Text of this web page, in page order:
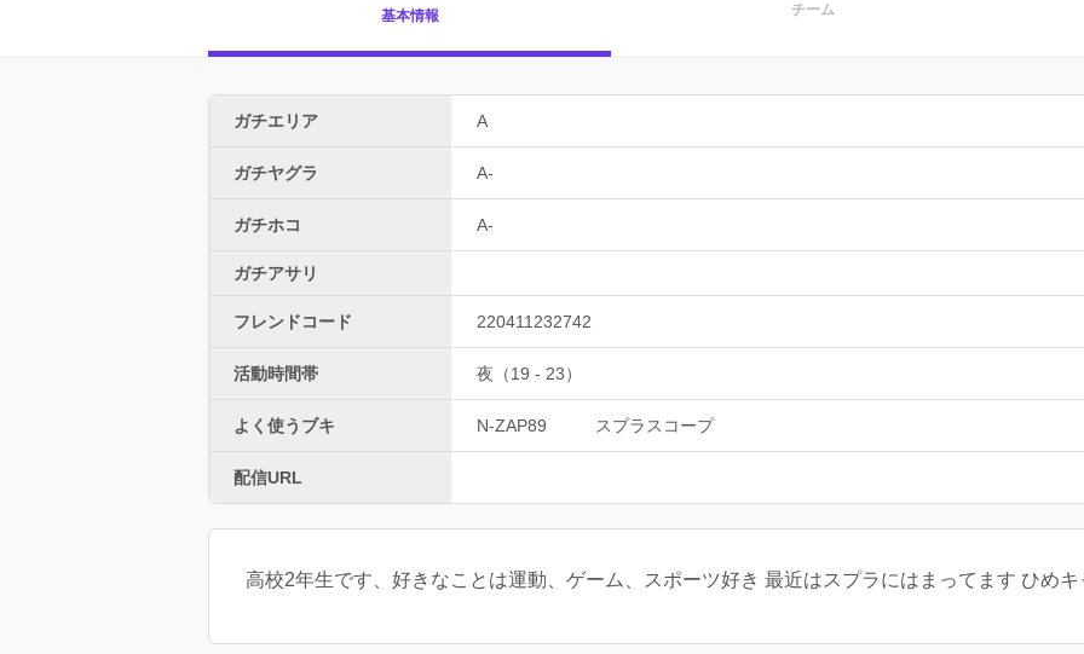
基本情報 チーム
ガチエリア A
ガチヤグラ A-
ガチホコ A-
ガチアサリ
フレンドコード 220411232742
活動時間帯 夜（19 - 23）
よく使うブキ N-ZAP89 スプラスコープ
配信URL
高校2年生です、好きなことは運動、ゲーム、スポーツ好き 最近はスプラにはまってます ひめ